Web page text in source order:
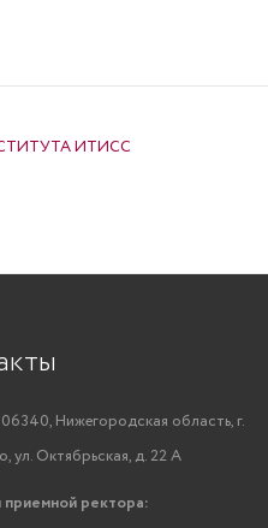
ИТИСС
Нижегородская область, г.
ул. Октябрьская, д. 22 А
ректора: